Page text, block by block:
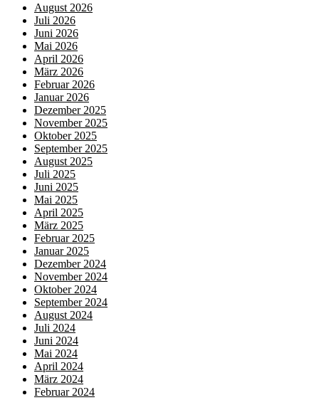
August 2026
Juli 2026
Juni 2026
Mai 2026
April 2026
März 2026
Februar 2026
Januar 2026
Dezember 2025
November 2025
Oktober 2025
September 2025
August 2025
Juli 2025
Juni 2025
Mai 2025
April 2025
März 2025
Februar 2025
Januar 2025
Dezember 2024
November 2024
Oktober 2024
September 2024
August 2024
Juli 2024
Juni 2024
Mai 2024
April 2024
März 2024
Februar 2024